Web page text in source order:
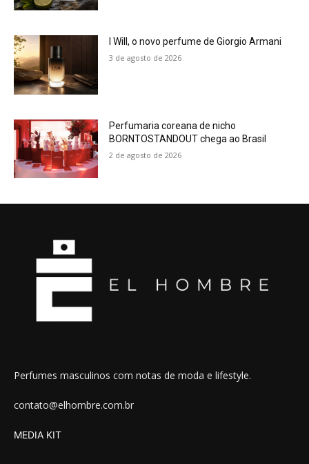
I Will, o novo perfume de Giorgio Armani
3 de agosto de 2026
Perfumaria coreana de nicho
BORNTOSTANDOUT chega ao Brasil
2 de agosto de 2026
Perfumes masculinos com notas de moda e lifestyle.
contato@elhombre.com.br
MEDIA KIT